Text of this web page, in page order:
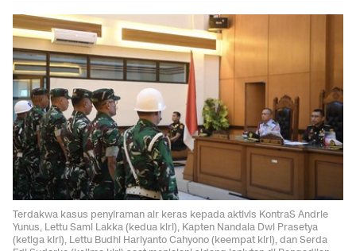
Terdakwa kasus penyiraman air keras kepada aktivis KontraS Andrie
Yunus, Lettu Sami Lakka (kedua kiri), Kapten Nandala Dwi Prasetya
(ketiga kiri), Lettu Budhi Hariyanto Cahyono (keempat kiri), dan Serda